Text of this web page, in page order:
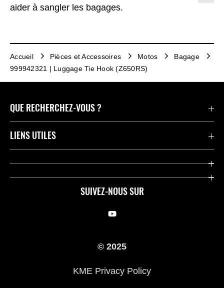
aider à sangler les bagages.
Accueil Pièces et Accessoires Motos
Bagage
999942321 | Luggage Tie Hook (Z650RS)
SUIVEZ-NOUS SUR
QUE RECHERCHEZ-VOUS ?
Motos
Compétition
LIENS UTILES
Press
© 2025
KME Privacy Policy